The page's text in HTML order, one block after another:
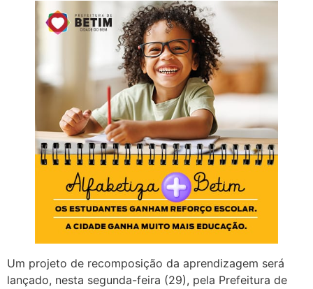
Um projeto de recomposição da aprendizagem será
lançado, nesta segunda-feira (29), pela Prefeitura de